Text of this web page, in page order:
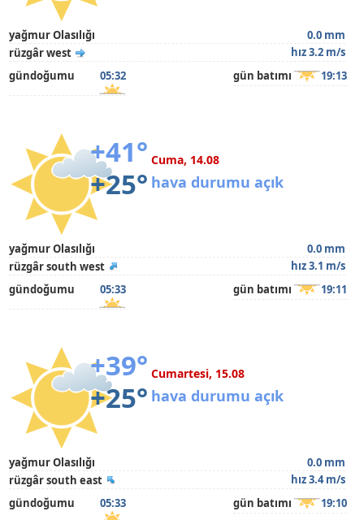
yağmur Olasılığı
0.0 mm
rüzgâr west
hız 3.2 m/s
gündoğumu
05:32 gün batımı 19:13
+41°
+25°
Cuma, 14.08
hava durumu açık
yağmur Olasılığı
0.0 mm
rüzgâr south west
hız 3.1 m/s
gündoğumu
05:33 gün batımı 19:11
+39°
+25°
Cumartesi, 15.08
hava durumu açık
yağmur Olasılığı
0.0 mm
rüzgâr south east
hız 3.4 m/s
gündoğumu
05:33 gün batımı 19:10